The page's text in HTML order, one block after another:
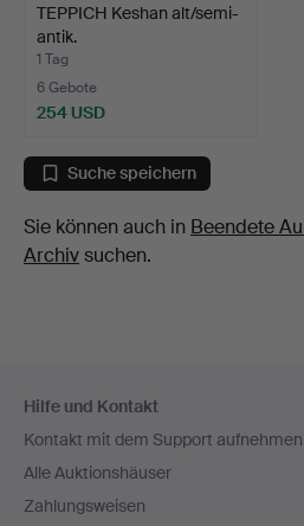
TEPPICH Keshan alt/semi-
antik.
1 Tag
6 Gebote
254 USD
Suche speichern
Sie können auch in Beendete
Archivsuchen.
Navigation
Hilfe und Kontakt
Kontakt mit dem Support aufnehmen
Alle Auktionshäuser
Zahlungsweisen